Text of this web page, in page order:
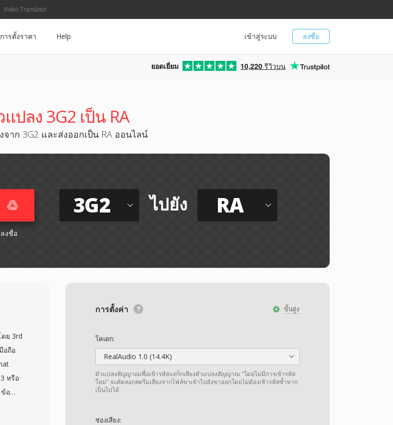
Video Translator
ลงชื่อ
เข้าสู่ระบบ
การตั้งราคา Help
ยอดเยี่ยม 10,220 รีวิวบน
แปลง 3G2 เป็น RA
จาก 3G2 และส่งออกเป็น RA ออนไลน์
ลงชื่อ
3G2 ไปยัง RA
ขั้นสูง
การตั้งค่า
โคเดก:
RealAudio 1.0 (14.4K)
ตัวแปลงสัญญาณเพื่อเข้ารหัสแทร็กเสียงตัวแปลงสัญญาณ "โดยไม่มีการเข้ารหัส
ใหม่" จะคัดลอกสตรีมเสียงจากไฟล์ขาเข้าไปยังขาออกโดยไม่ต้องเข้ารหัสซ้ำหาก
เป็นไปได้
ช่องเสียง:
ย 3rd
อถือ
หรือ
ข้อ
ใน